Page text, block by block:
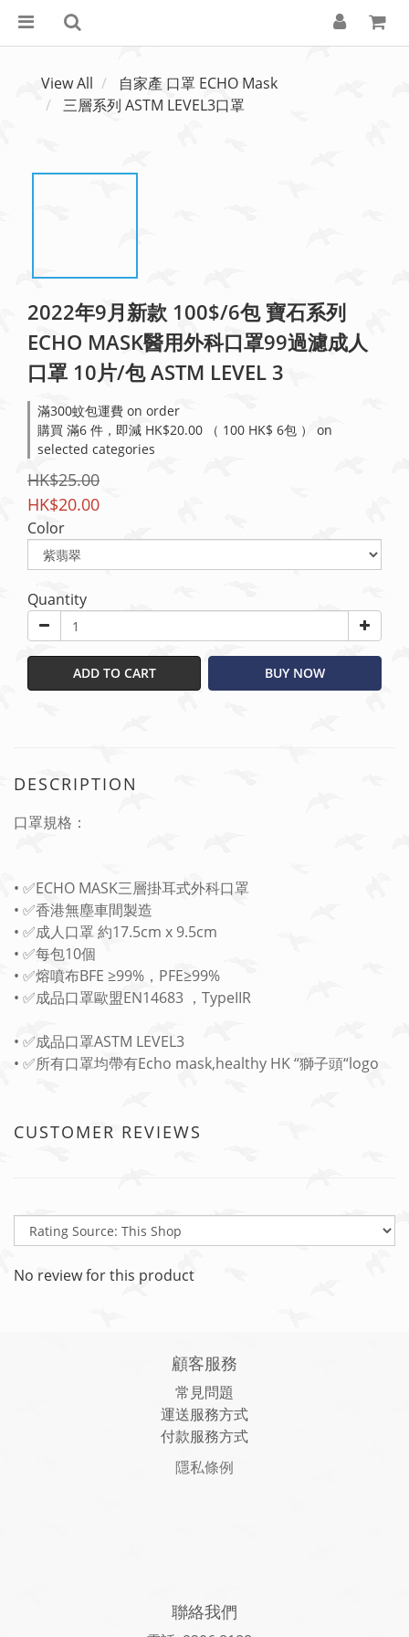
View All
自家產 口罩 ECHO Mask
三層系列 ASTM LEVEL3口罩
2022年9月新款 100$/6包 寶石系列
ECHO MASK醫用外科口罩99過濾成人
口罩 10片/包 ASTM LEVEL 3
滿300蚊包運費 on order
購買 滿6 件，即減 HK$20.00 （ 100 HK$ 6包 ） on
selected categories
HK$25.00
HK$20.00
Color
Quantity
ADD TO CART BUY NOW
DESCRIPTION
口罩規格：
• ✅ECHO MASK三層掛耳式外科口罩
• ✅香港無塵車間製造
• ✅成人口罩 約17.5cm x 9.5cm
• ✅每包10個
• ✅熔噴布BFE ≥99%，PFE≥99%
• ✅成品口罩歐盟EN14683 ，TypeIIR
• ✅成品口罩ASTM LEVEL3
• ✅所有口罩均帶有Echo mask,healthy HK “獅子頭“logo
CUSTOMER REVIEWS
No review for this product
顧客服務
常見問題
運送服務方式
付款服務方式
隱私條例
聯絡我們